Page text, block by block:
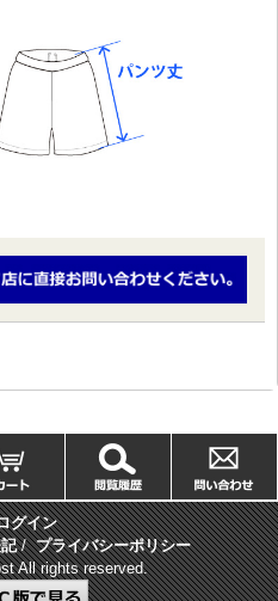
グイン
/プライバシーポリシー
All rights reserved.